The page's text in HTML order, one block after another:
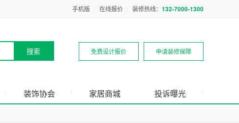
手机版 在线报价 装修热线： 132-7000-1300
免费设计报价 申请装修保障
装饰协会 家居商城 投诉曝光